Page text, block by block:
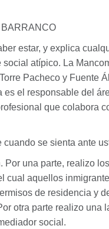
BARRANCO
estar, y explica
atípico. La
Pacheco y Fuente
el responsable del
que colabora
se sienta ante
una parte, realizo
cual aquellos
de residencia y
otra parte realizo una
social.